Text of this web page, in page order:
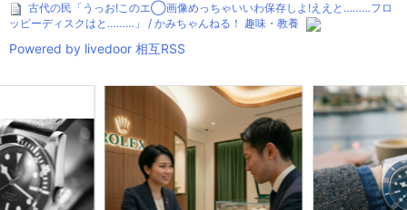
古代の民「うっお!このエ◯画像めっちゃいいわ保存しよ!ええと………フロ
ッピーディスクはと………」 / かみちゃんねる！ 趣味・教養
Powered by livedoor 相互RSS